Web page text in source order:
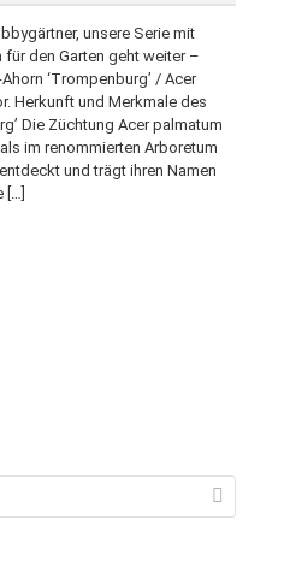
unsere Serie mit
den Garten geht weiter –
‘Trompenburg’ / Acer
Herkunft und Merkmale des
Die Züchtung Acer palmatum
im renommierten Arboretum
und trägt ihren Namen
[…]